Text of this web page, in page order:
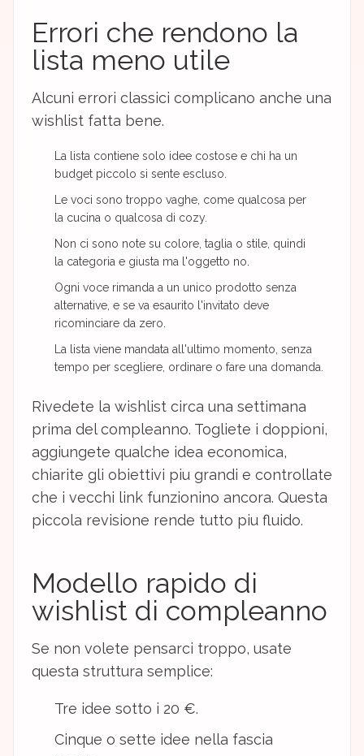
Errori che rendono la
lista meno utile
Alcuni errori classici complicano anche una
wishlist fatta bene.
La lista contiene solo idee costose e chi ha un
budget piccolo si sente escluso.
Le voci sono troppo vaghe, come qualcosa per
la cucina o qualcosa di cozy.
Non ci sono note su colore, taglia o stile, quindi
la categoria e giusta ma l'oggetto no.
Ogni voce rimanda a un unico prodotto senza
alternative, e se va esaurito l'invitato deve
ricominciare da zero.
La lista viene mandata all'ultimo momento, senza
tempo per scegliere, ordinare o fare una domanda.
Rivedete la wishlist circa una settimana
prima del compleanno. Togliete i doppioni,
aggiungete qualche idea economica,
chiarite gli obiettivi piu grandi e controllate
che i vecchi link funzionino ancora. Questa
piccola revisione rende tutto piu fluido.
Modello rapido di
wishlist di compleanno
Se non volete pensarci troppo, usate
questa struttura semplice:
Tre idee sotto i 20 €.
Cinque o sette idee nella fascia